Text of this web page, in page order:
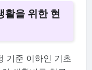
활을 위한 현
기준 이하인 기초